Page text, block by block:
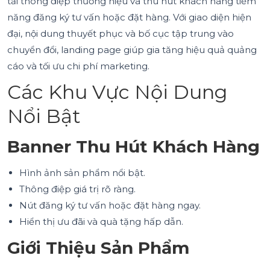
năng đăng ký tư vấn hoặc đặt hàng. Với giao diện hiện
đại, nội dung thuyết phục và bố cục tập trung vào
chuyển đổi, landing page giúp gia tăng hiệu quả quảng
cáo và tối ưu chi phí marketing.
Các Khu Vực Nội Dung
Nổi Bật
Banner Thu Hút Khách Hàng
Hình ảnh sản phẩm nổi bật.
Thông điệp giá trị rõ ràng.
Nút đăng ký tư vấn hoặc đặt hàng ngay.
Hiển thị ưu đãi và quà tặng hấp dẫn.
Giới Thiệu Sản Phẩm